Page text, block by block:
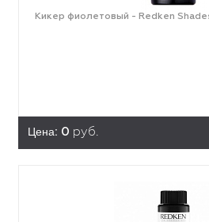
Кикер фиолетовый - Redken
Цена: 0 руб.